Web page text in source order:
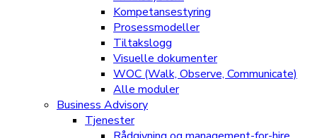
Kompetansestyring
Prosessmodeller
Tiltakslogg
Visuelle dokumenter
WOC (Walk, Observe, Communicate)
Alle moduler
Business Advisory
Tjenester